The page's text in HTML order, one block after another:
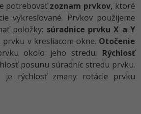
potrebovaťzoznam prvkov, ktoré
vykresľované. Prvkov použijeme
položky: súradnice prvku X a Y
v kresliacom okne. Otočenie
okolo jeho stredu. Rýchlosť
posunu súradníc stredu prvku.
je rýchlosť zmeny rotácie prvku